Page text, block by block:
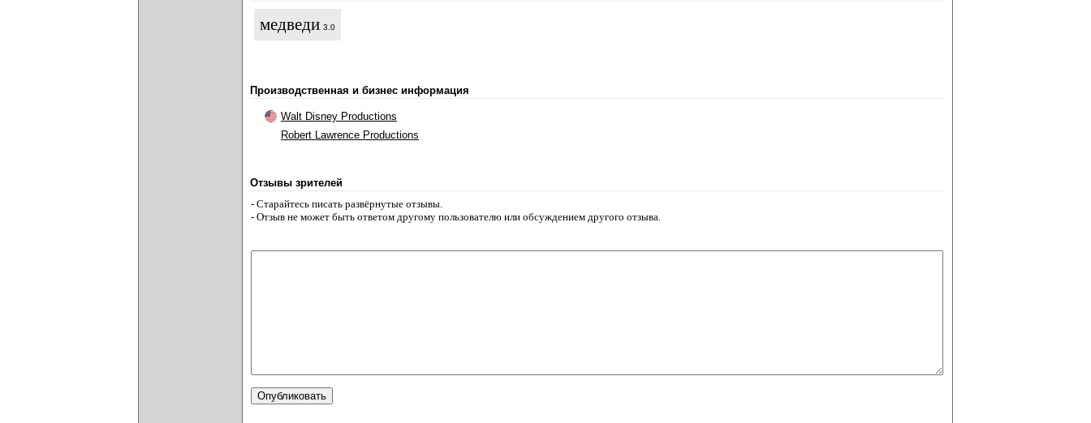
медведи 3.0
Производственная и бизнес информация
Walt Disney Productions
Robert Lawrence Productions
Отзывы зрителей
- Старайтесь писать развёрнутые отзывы.
- Отзыв не может быть ответом другому пользователю или обсуждением другого отзыва.